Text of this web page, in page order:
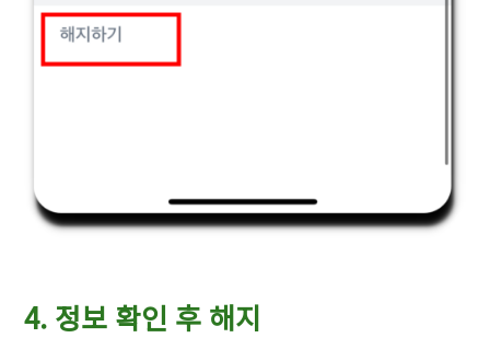
4. 정보 확인 후 해지